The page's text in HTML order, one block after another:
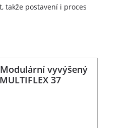
takže postavení i proces
vyvýšený
37